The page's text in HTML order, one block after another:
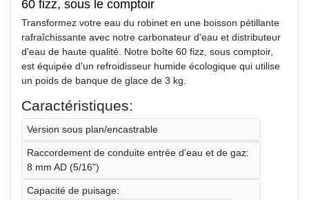
60 fizz, sous le comptoir
Transformez votre eau du robinet en une boisson pétillante
rafraîchissante avec notre carbonateur d'eau et distributeur
d'eau de haute qualité. Notre boîte 60 fizz, sous comptoir,
est équipée d'un refroidisseur humide écologique qui utilise
un poids de banque de glace de 3 kg.
Caractéristiques:
Version sous plan/encastrable
Raccordement de conduite entrée d'eau et de gaz:
8 mm AD (5/16")
Capacité de puisage: